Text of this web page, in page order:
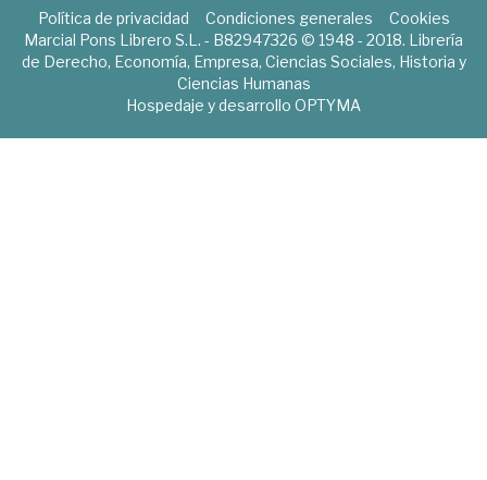
Política de privacidad Condiciones generales
Cookies
Marcial Pons Librero S.L. - B82947326 © 1948 - 2018. Librería
de Derecho, Economía, Empresa, Ciencias Sociales, Historia y
Ciencias Humanas
Hospedaje y desarrollo OPTYMA